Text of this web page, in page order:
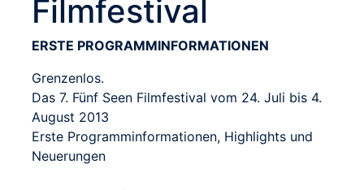
Filmfestival
ERSTE PROGRAMMINFORMATIONEN
Grenzenlos.
Das 7. Fünf Seen Filmfestival vom 24. Juli bis 4.
August 2013
Erste Programminformationen, Highlights und
Neuerungen